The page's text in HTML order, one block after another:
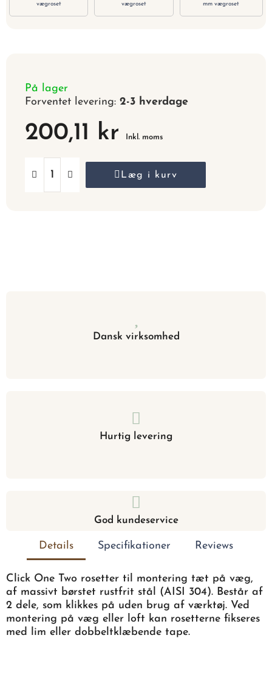
vægroset
vægroset
mm vægroset
På lager
Forventet levering: 2-3 hverdage
200,11 kr Inkl. moms
Læg i kurv
Dansk virksomhed
Hurtig levering
God kundeservice
Details Specifikationer Reviews
Click One Two rosetter til montering tæt på væg,
af massivt børstet rustfrit stål (AISI 304). Består af
2 dele, som klikkes på uden brug af værktøj. Ved
montering på væg eller loft kan rosetterne fikseres
med lim eller dobbeltklæbende tape.